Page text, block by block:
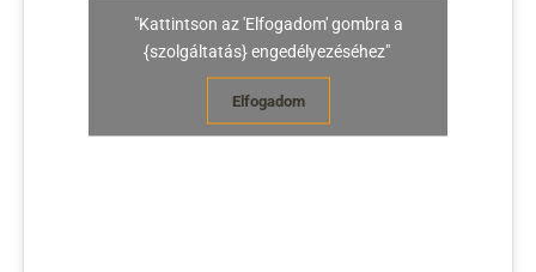
"Kattintson az 'Elfogadom' gombra a
{szolgáltatás} engedélyezéséhez"
Elfogadom